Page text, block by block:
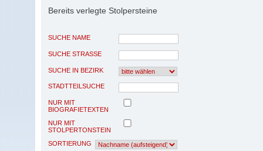
Bereits verlegte Stolpersteine
SUCHE NAME
SUCHE STRASSE
SUCHE IN BEZIRK
STADTTEILSUCHE
NUR MIT
BIOGRAFIETEXTEN
NUR MIT
STOLPERTONSTEIN
SORTIERUNG